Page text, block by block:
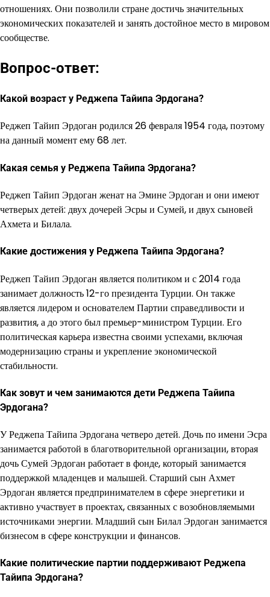
отношениях. Они позволили стране достичь значительных
экономических показателей и занять достойное место в мировом
сообществе.
Вопрос-ответ:
Какой возраст у Реджепа Тайипа Эрдогана?
Реджеп Тайип Эрдоган родился 26 февраля 1954 года, поэтому
на данный момент ему 68 лет.
Какая семья у Реджепа Тайипа Эрдогана?
Реджеп Тайип Эрдоган женат на Эмине Эрдоган и они имеют
четверых детей: двух дочерей Эсры и Сумей, и двух сыновей
Ахмета и Билала.
Какие достижения у Реджепа Тайипа Эрдогана?
Реджеп Тайип Эрдоган является политиком и с 2014 года
занимает должность 12-го президента Турции. Он также
является лидером и основателем Партии справедливости и
развития, а до этого был премьер-министром Турции. Его
политическая карьера известна своими успехами, включая
модернизацию страны и укрепление экономической
стабильности.
Как зовут и чем занимаются дети Реджепа Тайипа
Эрдогана?
У Реджепа Тайипа Эрдогана четверо детей. Дочь по имени Эсра
занимается работой в благотворительной организации, вторая
дочь Сумей Эрдоган работает в фонде, который занимается
поддержкой младенцев и малышей. Старший сын Ахмет
Эрдоган является предпринимателем в сфере энергетики и
активно участвует в проектах, связанных с возобновляемыми
источниками энергии. Младший сын Билал Эрдоган занимается
бизнесом в сфере конструкции и финансов.
Какие политические партии поддерживают Реджепа
Тайипа Эрдогана?